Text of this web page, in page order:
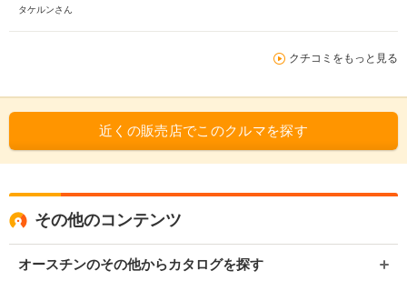
タケルンさん
クチコミをもっと見る
近くの販売店でこのクルマを探す
その他のコンテンツ
オースチンのその他からカタログを探す